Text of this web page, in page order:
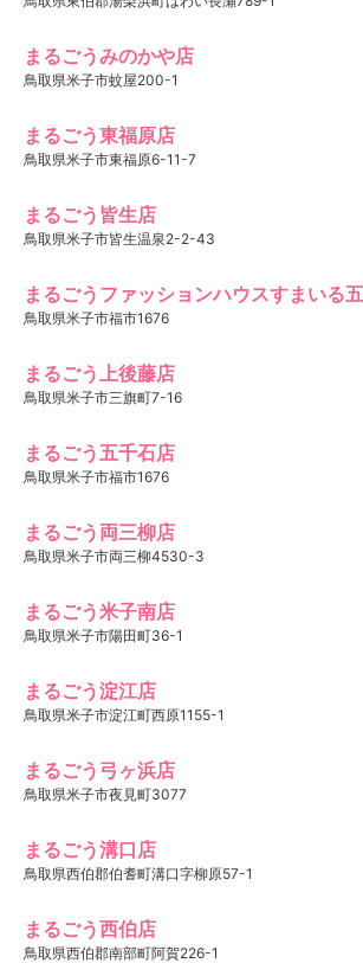
まるごうみのかや店
鳥取県米子市蚊屋200-1
まるごう東福原店
鳥取県米子市東福原6-11-7
まるごう皆生店
鳥取県米子市皆生温泉2-2-43
まるごうファッションハウスすまいる
鳥取県米子市福市1676
まるごう上後藤店
鳥取県米子市三旗町7-16
まるごう五千石店
鳥取県米子市福市1676
まるごう両三柳店
鳥取県米子市両三柳4530-3
まるごう米子南店
鳥取県米子市陽田町36-1
まるごう淀江店
鳥取県米子市淀江町西原1155-1
まるごう弓ヶ浜店
鳥取県米子市夜見町3077
まるごう溝口店
鳥取県西伯郡伯耆町溝口字柳原57-1
まるごう西伯店
鳥取県西伯郡南部町阿賀226-1